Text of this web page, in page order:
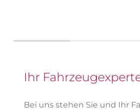
Ihr
Bei uns stehen Sie und Ihr